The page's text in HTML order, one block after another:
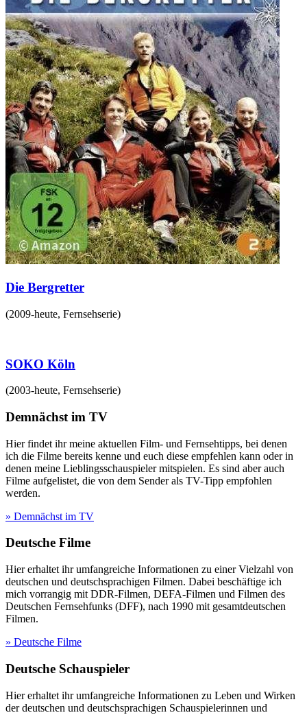
Die Bergretter
(2009-heute, Fernsehserie)
SOKO Köln
(2003-heute, Fernsehserie)
Demnächst im TV
Hier findet ihr meine aktuellen Film- und Fernsehtipps, bei denen
ich die Filme bereits kenne und euch diese empfehlen kann oder in
denen meine Lieblingsschauspieler mitspielen. Es sind aber auch
Filme aufgelistet, die von dem Sender als TV-Tipp empfohlen
werden.
» Demnächst im TV
Deutsche Filme
Hier erhaltet ihr umfangreiche Informationen zu einer Vielzahl von
deutschen und deutschsprachigen Filmen. Dabei beschäftige ich
mich vorrangig mit DDR-Filmen, DEFA-Filmen und Filmen des
Deutschen Fernsehfunks (DFF), nach 1990 mit gesamtdeutschen
Filmen.
» Deutsche Filme
Deutsche Schauspieler
Hier erhaltet ihr umfangreiche Informationen zu Leben und Wirken
der deutschen und deutschsprachigen Schauspielerinnen und